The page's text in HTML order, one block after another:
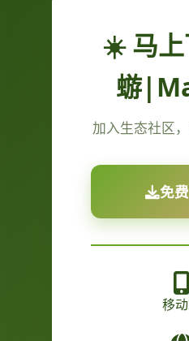
☀️ 马上
蝣
加入生态社区
免
移